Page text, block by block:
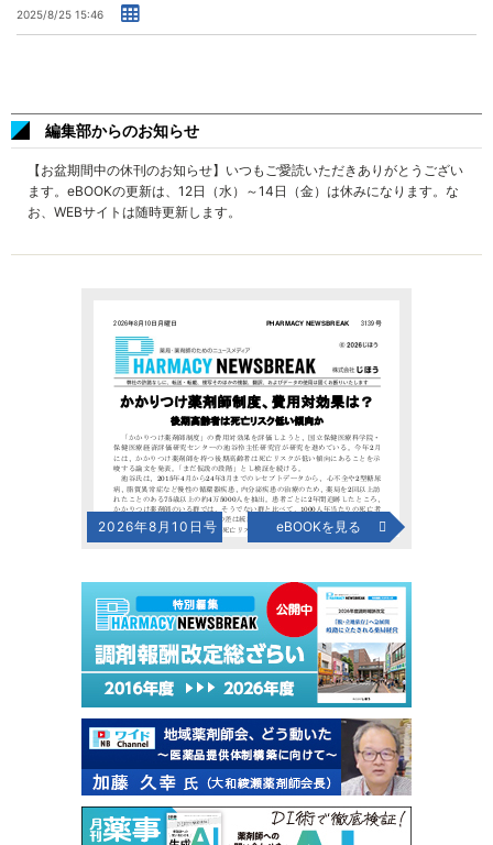
2025/8/25 15:46
編集部からのお知らせ
【お盆期間中の休刊のお知らせ】いつもご愛読いただきありがとうござい
ます。eBOOKの更新は、12日（水）～14日（金）は休みになります。な
お、WEBサイトは随時更新します。
2026年8月10日号 eBOOKを見る